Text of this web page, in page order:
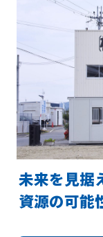
未来を見据
資源の可能